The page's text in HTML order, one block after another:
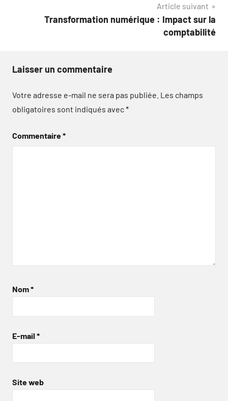
Article suivant
Transformation numérique : Impact sur la
comptabilité
Laisser un commentaire
Votre adresse e-mail ne sera pas publiée. Les champs
obligatoires sont indiqués avec*
Commentaire*
Nom*
E-mail *
Site web